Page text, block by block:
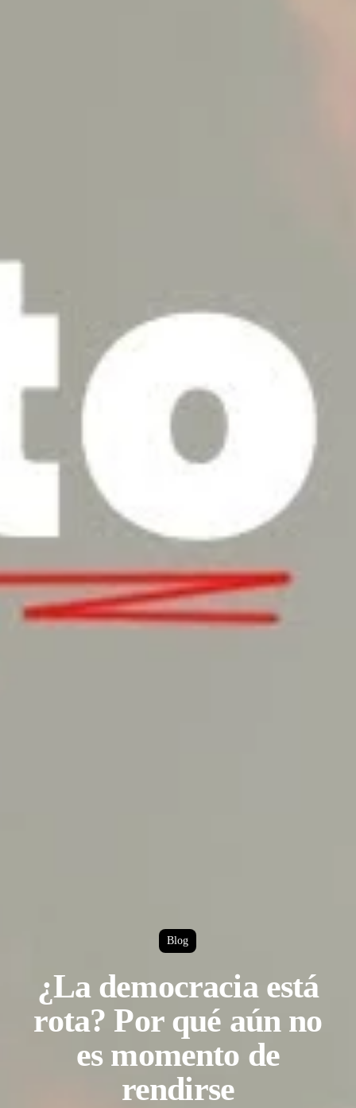
Blog
¿La democracia está
rota? Por qué aún no
es momento de
rendirse